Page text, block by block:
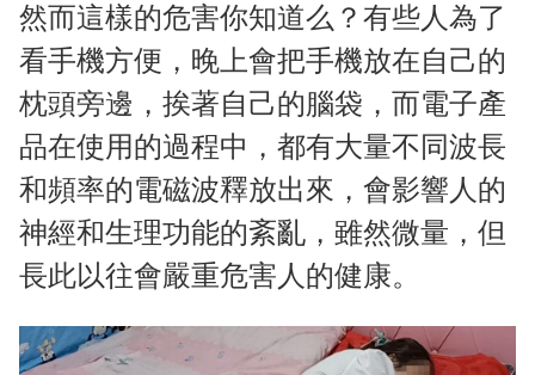
然而這樣的危害你知道么？有些人為了
看手機方便，晚上會把手機放在自己的
枕頭旁邊，挨著自己的腦袋，而電子產
品在使用的過程中，都有大量不同波長
和頻率的電磁波釋放出來，會影響人的
神經和生理功能的紊亂，雖然微量，但
長此以往會嚴重危害人的健康。